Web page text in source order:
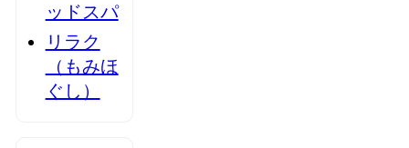
ッドスパ
リラク
（もみほ
ぐし）